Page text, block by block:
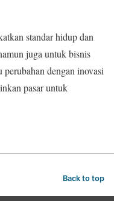
standar hidup dan
juga untuk bisnis
dengan inovasi
pasar untuk
Back to top